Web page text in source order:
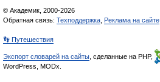
© Академик, 2000-2026
Обратная связь: Техподдержка Реклама на сайте
👣 Путешествия
Экспорт словарей на сайты , сделанные на PHP,
WordPress, MODx.